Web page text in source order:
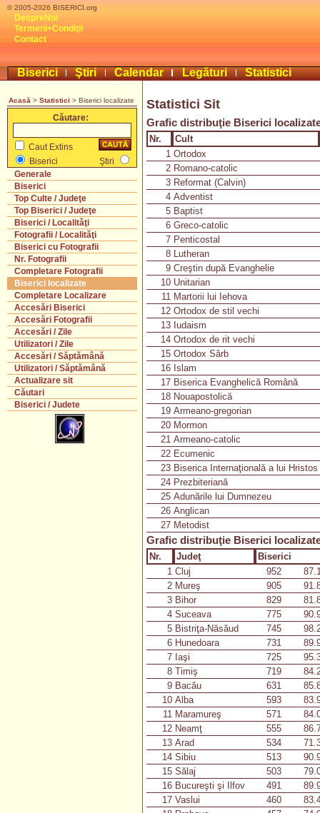
© 2005-2026 BISERICI.org
DespreNoi
Termeni+Condiţii
Contact
Biserici Ştiri Calendar Legături Statistici
Acasă > Statistici > Biserici localizate
Căutare:
Caut Extins
Biserici
Ştiri
Generale
Biserici
Top Culte / Judeţe
Top Biserici / Judeţe
Biserici / Localităţi
Fotografii / Localităţi
Biserici cu Fotografii
Nr. Fotografii
Completare Fotografii
Biserici localizate
Completare Localizare
Accesări Biserici
Accesări Fotografii
Accesări / Zile
Utilizatori / Zile
Accesări / Săptămână
Utilizatori / Săptămână
Actualizare sit
Căutari
Biserici / Judete
Statistici Sit
Grafic distribuţie Biserici
Nr.
Cult
1 Ortodox
2 Romano-catolic
3 Reformat (Calvin)
4 Adventist
5 Baptist
6 Greco-catolic
7 Penticostal
8 Lutheran
9 Creştin după Evanghelie
10 Unitarian
11 Martorii lui Iehova
12 Ortodox de stil vechi
13 Iudaism
14 Ortodox de rit vechi
15 Ortodox Sârb
16 Islam
17 Biserica Evanghelică Română
18 Nouapostolică
19 Armeano-gregorian
20 Mormon
21 Armeano-catolic
22 Ecumenic
23 Biserica Internaţională a lui Hristos
24 Prezbiteriană
25 Adunările lui Dumnezeu
26 Anglican
27 Metodist
Grafic distribuţie Biserici
Nr. Judeţ
Biserici
1 Cluj 952
2 Mureş 905
3 Bihor 829
4 Suceava 775
5 Bistriţa-Năsăud 745
6 Hunedoara 731
7 Iaşi 725
8 Timiş 719
9 Bacău 631
10 Alba 593
11 Maramureş 571
12 Neamţ 555
13 Arad 534
14 Sibiu 513
15 Sălaj 503
16 Bucureşti şi Ilfov 491
17 Vaslui 460